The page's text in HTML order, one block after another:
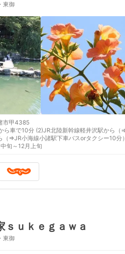
東御
市甲4385
鉄道しなの鉄道線小諸駅下車バスorタクシー10分） (3)JR北陸新幹線佐
（⇒JR小海線小諸駅下車バスorタクシー10分）
旬～12月上旬
ｓｕｋｅｇａｗａ
東御